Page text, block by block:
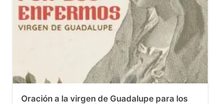
Oración a la virgen de Guadalupe para los